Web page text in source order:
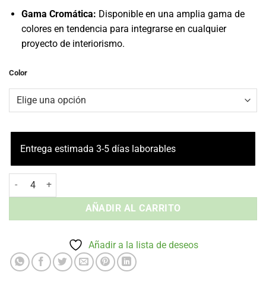
Gama Cromática: Disponible en una amplia gama de
colores en tendencia para integrarse en cualquier
proyecto de interiorismo.
Color
Entrega estimada 3-5 días laborables
Silla de Terraza con Brazos CROSS Siesta Exclusive - Apilable
AÑADIR AL CARRITO
Añadir a la lista de deseos